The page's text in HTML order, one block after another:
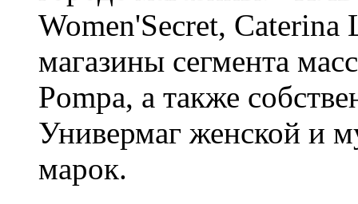
Women'Secret,
магазины сегмента
Pompa, а также
Универмаг женской и
марок.